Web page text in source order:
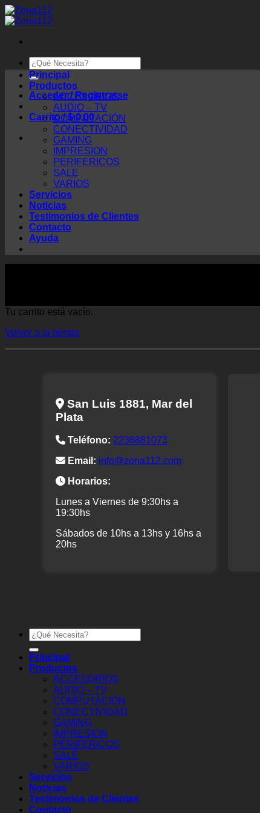
Saltar
al
Buscar
por:
Acceder / Registrarse
Carrito /$0,00
Principal
Productos
ACCESORIOS
AUDIO – TV
COMPUTACIÓN
CONECTIVIDAD
GAMING
IMPRESION
PERIFERICOS
SALE
VARIOS
Servicios
Noticias
Testimonios de Clientes
Contacto
Ayuda
Tu carrito está vacío.
Volver a la tienda
San Luis 1881, Mar del
Plata
Teléfono: 2236881073
Email: info@zona112.com
Horarios:
Lunes a Viernes de 9:30hs a
19:30hs
Sábados de 10hs a 13hs y 16hs a
20hs
Buscar
por:
Principal
Productos
ACCESORIOS
AUDIO – TV
COMPUTACIÓN
CONECTIVIDAD
GAMING
IMPRESION
PERIFERICOS
SALE
VARIOS
Servicios
Noticias
Testimonios de Clientes
Contacto